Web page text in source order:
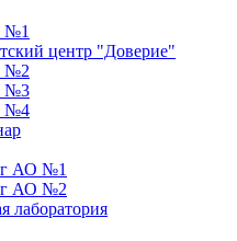
№1
центр "Доверие"
№2
№3
№4
АО №1
АО №2
лаборатория